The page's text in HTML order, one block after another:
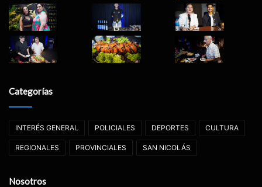
Categorías
INTERÉS GENERAL POLICIALES DEPORTES CULTURA
REGIONALES PROVINCIALES SAN NICOLÁS
Nosotros